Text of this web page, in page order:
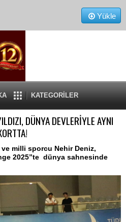
Yükle
KATEGORİLER
DÜNYA DEVLERİYLE AYNI
milli sporcu Nehir Deniz,
2025”te dünya sahnesinde